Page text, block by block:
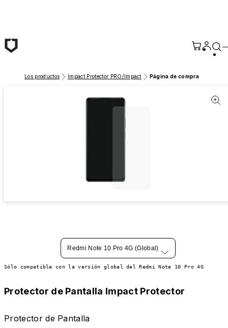
Los productos Impact Protector PRO/Impact Página de compra
Redmi Note 10 Pro 4G (Global)
Sólo compatible con la versión global del Redmi Note 10 Pro 4G
Protector de Pantalla Impact Protector
Protector de Pantalla